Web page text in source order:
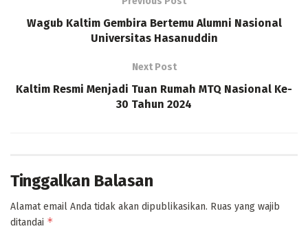
Wagub Kaltim Gembira Bertemu Alumni Nasional
Universitas Hasanuddin
Next Post
Kaltim Resmi Menjadi Tuan Rumah MTQ Nasional Ke-
30 Tahun 2024
Tinggalkan Balasan
Alamat email Anda tidak akan dipublikasikan. Ruas yang wajib
ditandai *